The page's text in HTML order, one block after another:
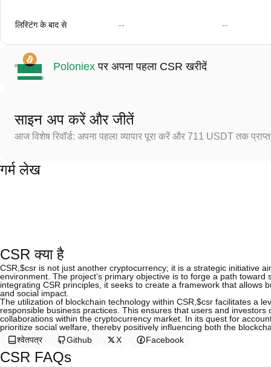
लिस्टिंग के बाद से -- --
Poloniex पर अपना पहला CSR खरीदें
साइन अप करें और जीतें
आज विशेष रिवॉर्ड: अपना पहला व्यापार पूरा करें और 711 USDT तक
गर्म लेख
CSR क्या है
CSR,$csr is not just another cryptocurrency; it is a strategic initiative
environment. The project’s primary objective is to forge a path
integrating CSR principles, it seeks to create a framework that
and social impact.
The utilization of blockchain technology within CSR,$csr facilitates a
responsible business practices. This ensures that users and
collaborations within the cryptocurrency market. In its quest for
prioritize social welfare, thereby positively influencing both the
श्वेतपत्र
Github X Facebook
CSR FAQs